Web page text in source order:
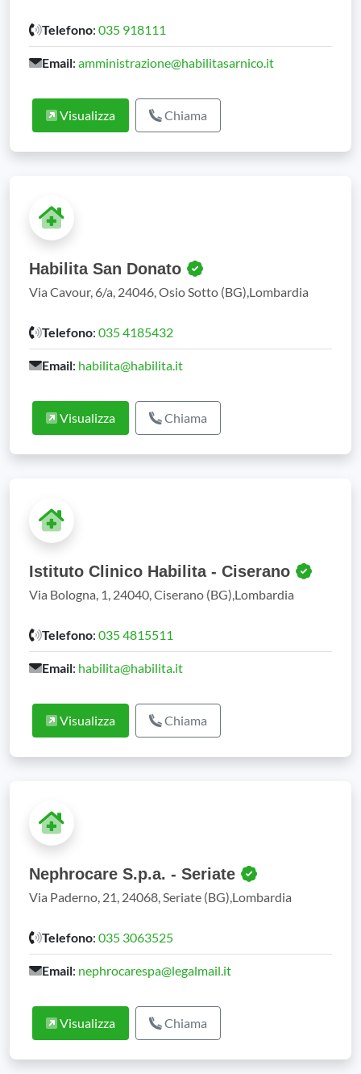
Telefono: 035 918111
Email: amministrazione@habilitasarnico.it
Visualizza Chiama
Habilita San Donato
Via Cavour, 6/a, 24046, Osio Sotto (BG),Lombardia
Telefono: 035 4185432
Email: habilita@habilita.it
Visualizza Chiama
Istituto Clinico Habilita - Ciserano
Via Bologna, 1, 24040, Ciserano (BG),Lombardia
Telefono: 035 4815511
Email: habilita@habilita.it
Visualizza Chiama
Nephrocare S.p.a. - Seriate
Via Paderno, 21, 24068, Seriate (BG),Lombardia
Telefono: 035 3063525
Email: nephrocarespa@legalmail.it
Visualizza Chiama